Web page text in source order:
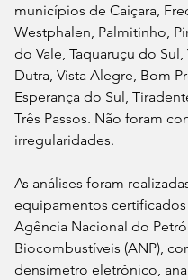
municípios de Caiçara,
Westphalen, Palmitinho,
do Vale, Taquaruçu do Sul,
Dutra, Vista Alegre, Bom
Esperança do Sul,
Três Passos. Não foram
irregularidades.
As análises foram
equipamentos
Agência Nacional do
Biocombustíveis (ANP),
densímetro eletrônico,